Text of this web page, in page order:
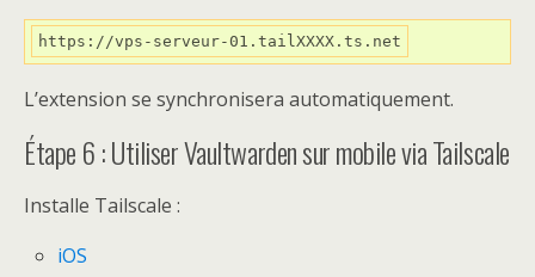
https://vps-serveur-01.tailXXXX.ts.net
L’extension se synchronisera automatiquement.
Étape 6 : Utiliser Vaultwarden sur mobile via Tailscale
Installe Tailscale :
iOS